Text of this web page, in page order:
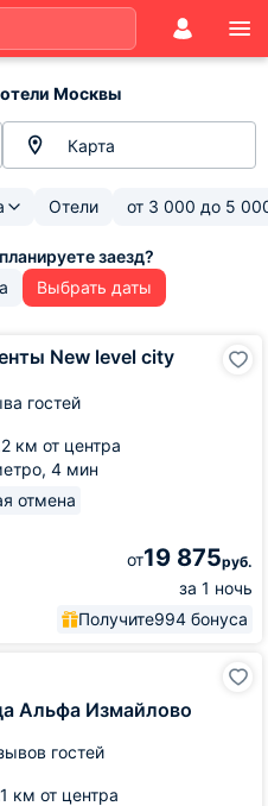
Москвы
Карта
Отели от 3 000 до 5
Выбрать даты
New level city
гостей
км от центра
4 мин
отмена
от19 875руб.
за 1 ночь
Получите994 бонуса
Альфа Измайлово
гостей
км от центра